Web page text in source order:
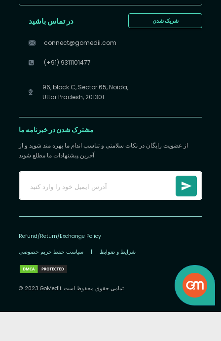
شریک شدن در تماس باشید
connect@gomedii.com
(+91) 9311101477
96, block C, Sector 65, Noida,
Uttar Pradesh, 201301
مشترک شدن در خبرنامه ما
از عضویت رایگان در نکات سلامتی و تناسب اندام ما بهره مند شوید و از
آخرین پیشنهادات ما مطلع شوید
Refund/Return/Exchange Policy
سیاست حفظ حریم خصوصی | شرایط و ضوابط
© 2023 GoMedii. تمامی حقوق محفوظ است